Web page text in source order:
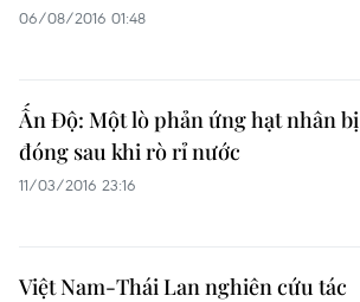
06/08/2016 01:48
Ấn Độ: Một lò phản ứng hạt nhân bị
đóng sau khi rò rỉ nước
11/03/2016 23:16
Việt Nam-Thái Lan nghiên cứu tác